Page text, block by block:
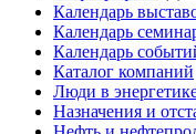
Календарь
Календарь
Календарь
Каталог компаний
Люди в
Назначения и